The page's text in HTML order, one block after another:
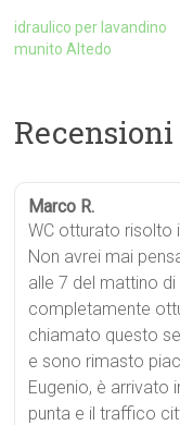
idraulico per lavandino
munito Altedo
Marco R.
WC otturato risolto
Non avrei mai
alle 7 del mattino
completamente
chiamato questo
e sono rimasto
Eugenio, è arrivato
punta e il traffico